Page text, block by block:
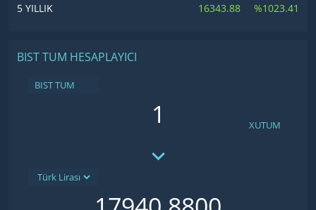
5 YILLIK
16343.88 %1023.41
BIST TUM HESAPLAYICI
BIST TUM
XUTUM